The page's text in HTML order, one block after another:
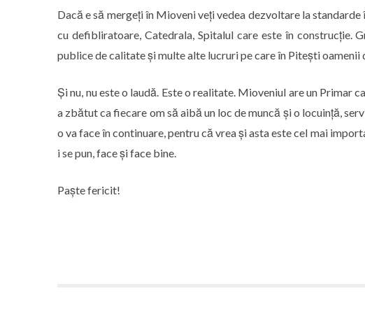
Dacă e să mergeți în Mioveni veți vedea dezvoltare la
cu defibliratoare, Catedrala, Spitalul care este în construcție.
publice de calitate și multe alte lucruri pe care în Pitești oamenii
Și nu, nu este o laudă. Este o realitate. Mioveniul are un Primar
a zbătut ca fiecare om să aibă un loc de muncă și o locuință,
o va face în continuare, pentru că vrea și asta este cel mai
i se pun, face și face bine.
Paște fericit!